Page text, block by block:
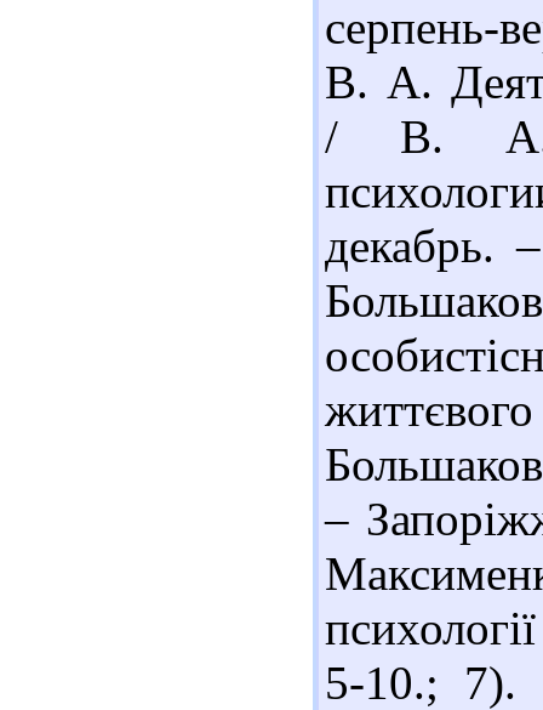
серпень-
В. А.
/ В. А.
декабрь.
–
5-10.; 7).